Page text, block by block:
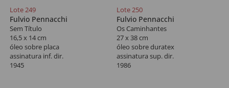
Lote 249
Fulvio Pennacchi
Sem Título
16,5 x 14 cm
óleo sobre placa
assinatura inf. dir.
1945
Lote 250
Fulvio Pennacchi
Os Caminhantes
27 x 38 cm
óleo sobre duratex
assinatura sup. dir.
1986